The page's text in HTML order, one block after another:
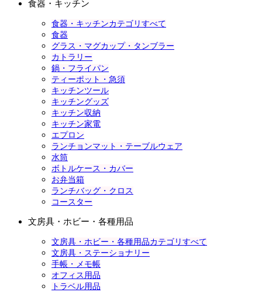
食器・キッチン
食器・キッチンカテゴリすべて
食器
グラス・マグカップ・タンブラー
カトラリー
鍋・フライパン
ティーポット・急須
キッチンツール
キッチングッズ
キッチン収納
キッチン家電
エプロン
ランチョンマット・テーブルウェア
水筒
ボトルケース・カバー
お弁当箱
ランチバッグ・クロス
コースター
文房具・ホビー・各種用品
文房具・ホビー・各種用品カテゴリすべて
文房具・ステーショナリー
手帳・メモ帳
オフィス用品
トラベル用品